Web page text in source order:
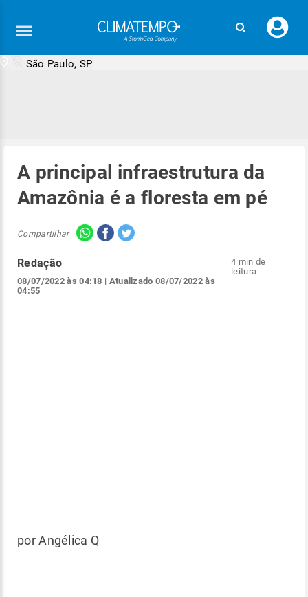
seu
São Paulo, SP
A principal infraestrutura da
Amazônia é a floresta em pé
Compartilhar
Redação
08/07/2022 às 04:18 | Atualizado 08/07/2022 às
04:55
4 min de
leitura
por Angélica Q